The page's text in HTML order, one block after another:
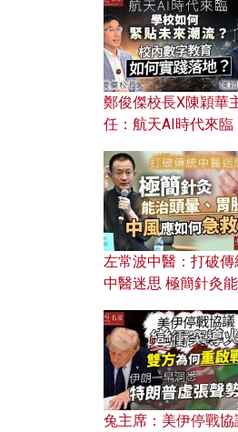
鄭俊傑校長X陳穎華
任：航天AI時代來臨
校內數字教育如何實
落地？
左常波中醫：打破傳
中醫迷思 極簡針灸能
何急救？
兔主席：美伊停戰協